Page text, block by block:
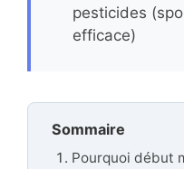
pesticides
efficace)
Sommaire
Pourquoi début